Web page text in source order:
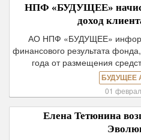
НПФ «БУДУЩЕЕ»
доход
АО НПФ «БУДУЩЕЕ»
финансового результата
года от размещения
БУДУЩЕЕ
01
Елена Тетюнина